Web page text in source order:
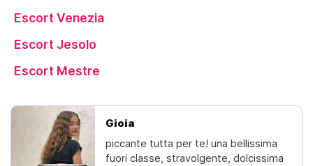
Escort Venezia
Escort Jesolo
Escort Mestre
Gioia
piccante tutta per te! una bellissima
fuori classe, stravolgente, dolcissima